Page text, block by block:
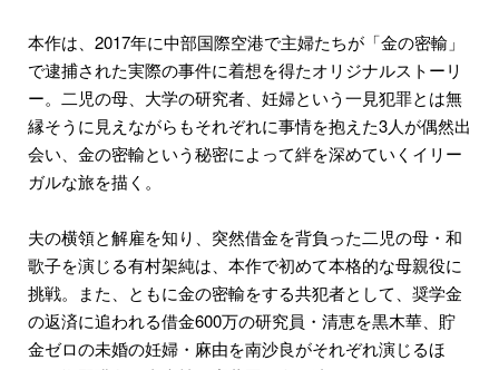
本作は、2017年に中部国際空港で主婦たちが「金の密輸」
で逮捕された実際の事件に着想を得たオリジナルストーリ
ー。二児の母、大学の研究者、妊婦という一見犯罪とは無
縁そうに見えながらもそれぞれに事情を抱えた3人が偶然出
会い、金の密輸という秘密によって絆を深めていくイリー
ガルな旅を描く。
夫の横領と解雇を知り、突然借金を背負った二児の母・和
歌子を演じる有村架純は、本作で初めて本格的な母親役に
挑戦。また、ともに金の密輸をする共犯者として、奨学金
の返済に追われる借金600万の研究員・清恵を黒木華、貯
金ゼロの未婚の妊婦・麻由を南沙良がそれぞれ演じるほ